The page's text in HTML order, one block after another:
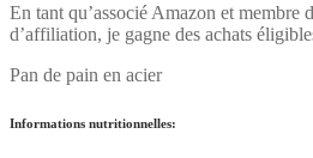
En tant qu’associé Amazon et membre
d’affiliation, je gagne des achats
Pan de pain en acier
Informations nutritionnelles: